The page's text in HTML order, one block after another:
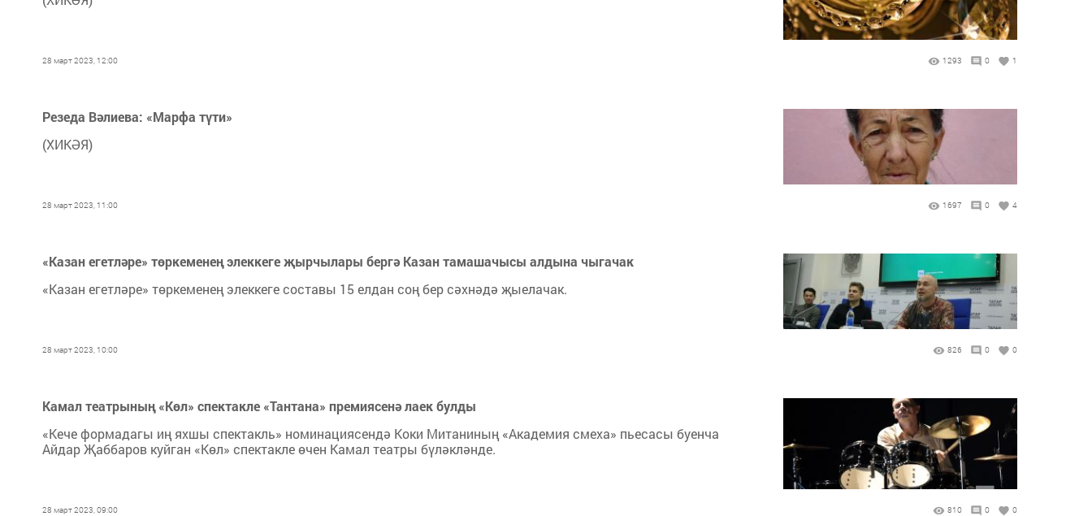
28 март 2023, 12:00 1293 0 1
Резеда Вәлиева: «Марфа түти»
(ХИКӘЯ)
28 март 2023, 11:00 1697 0 4
«Казан егетләре» төркеменең элеккеге җырчылары бергә Казан тамашачысы алдына чыгачак
«Казан егетләре» төркеменең элеккеге составы 15 елдан соң бер сәхнәдә җыелачак.
28 март 2023, 10:00 826 0 0
Камал театрының «Көл» спектакле «Тантана» премиясенә лаек булды
«Кече формадагы иң яхшы спектакль» номинациясендә Коки Митаниның «Академия смеха» пьесасы буенча
Айдар Җаббаров куйган «Көл» спектакле өчен Камал театры бүләкләнде.
28 март 2023, 09:00 810 0 0